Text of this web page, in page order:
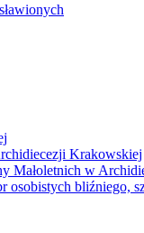
Krakowskiej
Małoletnich w
osobistych